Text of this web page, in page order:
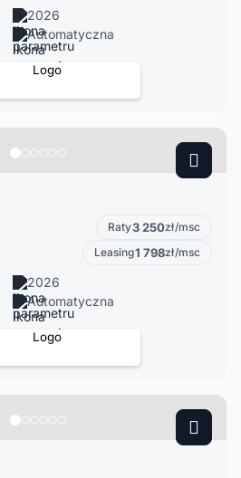
2026
Automatyczna
Raty3 250zł/msc
Leasing1 798zł/msc
2026
Automatyczna